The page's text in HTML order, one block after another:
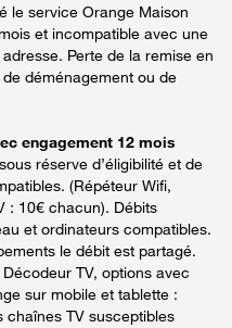
le service Orange Maison
et incompatible avec une
Perte de la remise en
déménagement ou de
engagement 12 mois
réserve d’éligibilité et de
(Répéteur Wifi,
: 10€ chacun). Débits
et ordinateurs compatibles.
le débit est partagé.
TV, options avec
sur mobile et tablette :
TV susceptibles